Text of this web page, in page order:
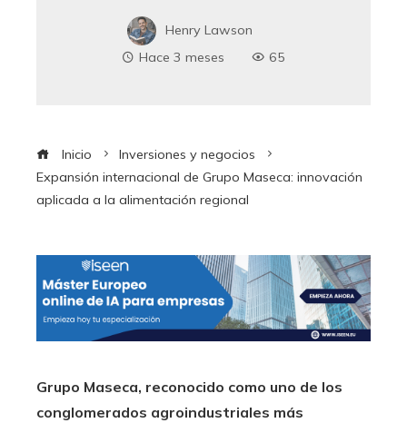
Henry Lawson
Hace 3 meses
65
Inicio
Inversiones y negocios
Expansión internacional de Grupo Maseca: innovación
aplicada a la alimentación regional
Grupo Maseca, reconocido como uno de los
conglomerados agroindustriales más